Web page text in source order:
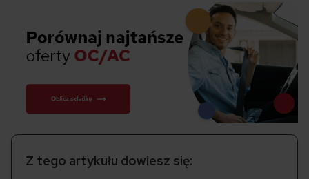
Z tego artykułu dowiesz się: